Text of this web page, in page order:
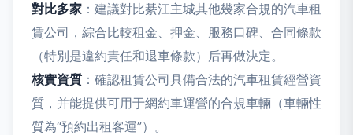
對比多家 ：建議對比綦江主城其他幾家合規的汽車租
賃公司，綜合比較租金、押金、服務口碑、合同條款
（特別是違約責任和退車條款）后再做決定。
核實資質 ：確認租賃公司具備合法的汽車租賃經營資
質，并能提供可用于網約車運營的合規車輛（車輛性
質為“預約出租客運”）。